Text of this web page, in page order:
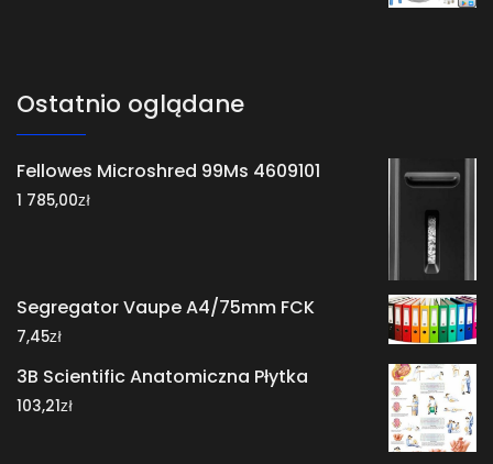
Ostatnio oglądane
Fellowes Microshred 99Ms 4609101
1 785,00zł
Segregator Vaupe A4/75mm FCK
7,45zł
3B Scientific Anatomiczna Płytka
103,21zł